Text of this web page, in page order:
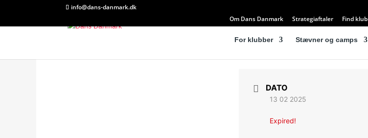
info@dans-danmark.dk
Om Dans Danmark
Strategiaftaler Find klub
For klubber Stævner og camps
DATO
13 02 2025
Expired!